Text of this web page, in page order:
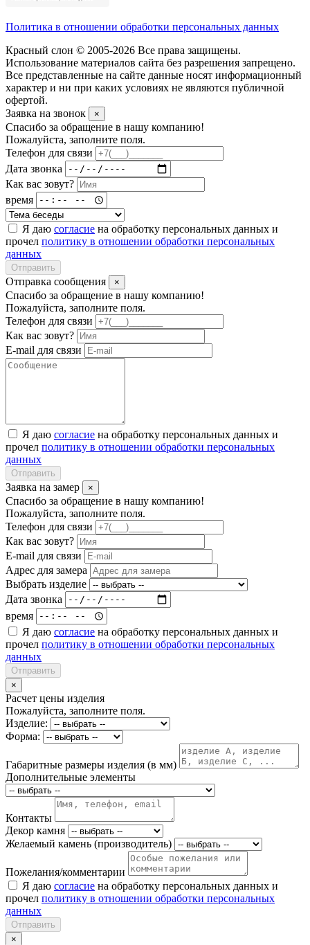
Политика в отношении обработки персональных данных
Красный слон © 2005-2026 Все права защищены.
Использование материалов сайта без разрешения запрещено.
Все представленные на сайте данные носят информационный
характер и ни при каких условиях не являются публичной
офертой.
Заявка на звонок
×
Спасибо за обращение в нашу компанию!
Пожалуйста, заполните поля.
Телефон для связи
Дата звонка
Как вас зовут?
время
Я даю согласие на обработку персональных данных и
прочел политику в отношении обработки персональных
данных
Отправить
Отправка сообщения ×
Спасибо за обращение в нашу компанию!
Пожалуйста, заполните поля.
Телефон для связи
Как вас зовут?
E-mail для связи
Я даю согласие на обработку персональных данных и
прочел политику в отношении обработки персональных
данных
Отправить
Заявка на замер ×
Спасибо за обращение в нашу компанию!
Пожалуйста, заполните поля.
Телефон для связи
Как вас зовут?
E-mail для связи
Адрес для замера
Выбрать изделие
Дата звонка
время
Я даю согласие на обработку персональных данных и
прочел политику в отношении обработки персональных
данных
Отправить
×
Расчет цены изделия
Пожалуйста, заполните поля.
Изделие:
Форма:
Габаритные размеры изделия (в мм)
Дополнительные элементы
Контакты
Декор камня
Желаемый камень (производитель)
Пожелания/комментарии
Я даю согласие на обработку персональных данных и
прочел политику в отношении обработки персональных
данных
Отправить
×